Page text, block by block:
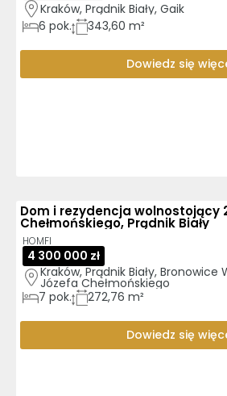
Kraków, Prądnik Biały, Gaik
6 pok. 343,60 m²
Dowiedz się
Dom i rezydencja wolnostojący
Chełmońskiego, Prądnik Biały
HOMFI
4 300 000 zł
Kraków, Prądnik Biały, Bronowice
Józefa Chełmońskiego
7 pok. 272,76 m²
Dowiedz się